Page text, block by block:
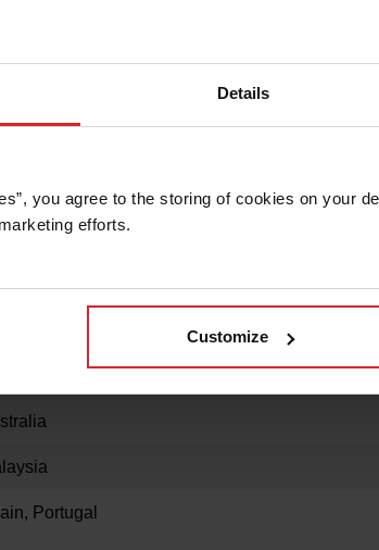
Details
you agree to the storing of cookies on your
efforts.
Customize
France, Morocco, Switzerland (French
Ireland, UK
Portugal